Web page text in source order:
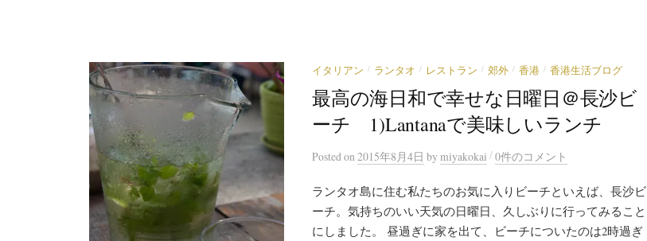
イタリアン / ランタオ / レストラン / 郊外 / 香港 / 香港生活ブログ
最高の海日和で幸せな日曜日＠長沙ビ
ーチ 1)Lantanaで美味しいランチ
Posted on 2015年8月4日 by miyakokai /0件のコメント
ランタオ島に住む私たちのお気に入りビーチといえば、長沙ビ
ーチ。気持ちのいい天気の日曜日、久しぶりに行ってみること
にしました。 昼過ぎに家を出て、ビーチについたのは2時過ぎ